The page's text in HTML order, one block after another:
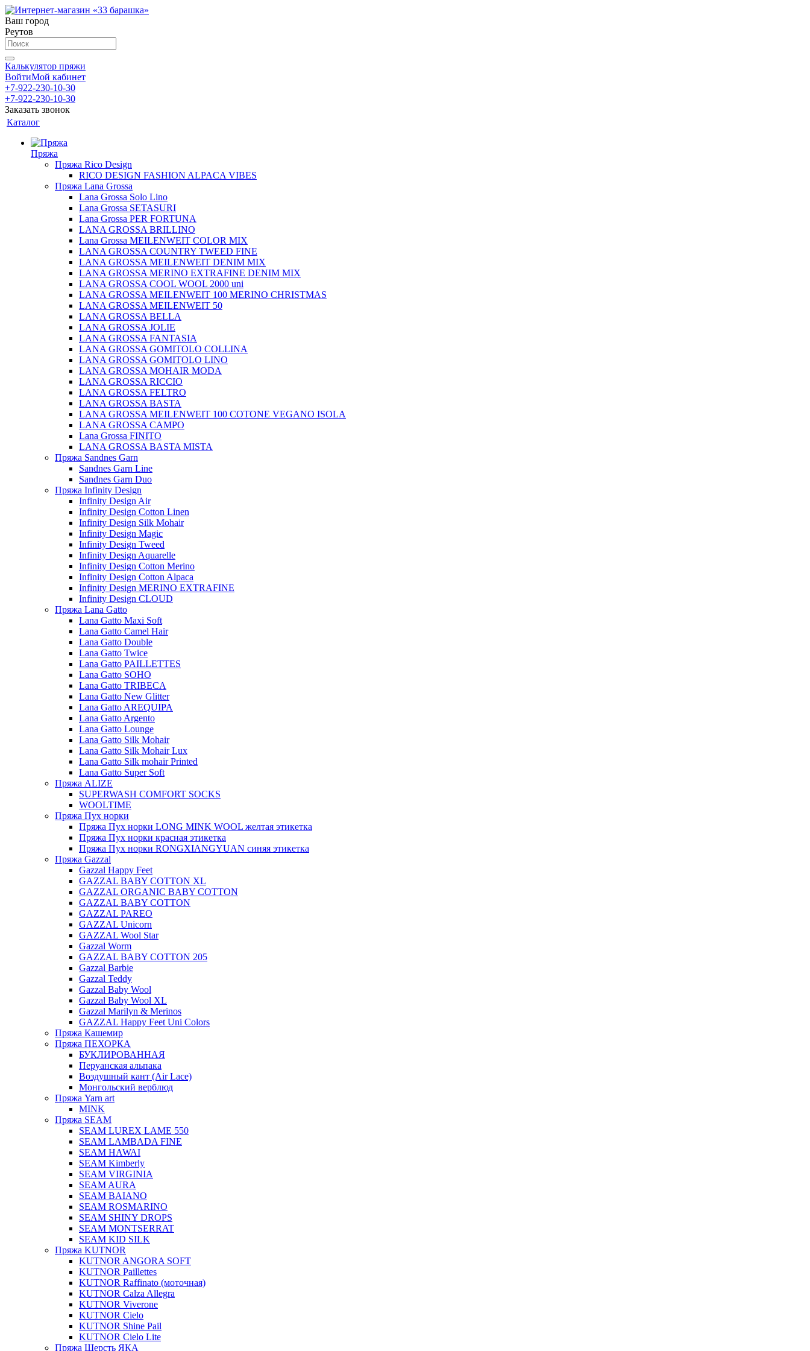
Ваш город
Реутов
Калькулятор пряжи
ВойтиМой кабинет
+7-922-230-10-30
+7-922-230-10-30
Заказать звонок
Каталог
Пряжа
Пряжа Rico Design
RICO DESIGN FASHION ALPACA VIBES
Пряжа Lana Grossa
Lana Grossa Solo Lino
Lana Grossa SETASURI
Lana Grossa PER FORTUNA
LANA GROSSA BRILLINO
Lana Grossa MEILENWEIT COLOR MIX
LANA GROSSA COUNTRY TWEED FINE
LANA GROSSA MEILENWEIT DENIM MIX
LANA GROSSA MERINO EXTRAFINE DENIM MIX
LANA GROSSA COOL WOOL 2000 uni
LANA GROSSA MEILENWEIT 100 MERINO CHRISTMAS
LANA GROSSA MEILENWEIT 50
LANA GROSSA BELLA
LANA GROSSA JOLIE
LANA GROSSA FANTASIA
LANA GROSSA GOMITOLO COLLINA
LANA GROSSA GOMITOLO LINO
LANA GROSSA MOHAIR MODA
LANA GROSSA RICCIO
LANA GROSSA FELTRO
LANA GROSSA BASTA
LANA GROSSA MEILENWEIT 100 COTONE VEGANO ISOLA
LANA GROSSA CAMPO
Lana Grossa FINITO
LANA GROSSA BASTA MISTA
Пряжа Sandnes Garn
Sandnes Garn Line
Sandnes Garn Duo
Пряжа Infinity Design
Infinity Design Air
Infinity Design Cotton Linen
Infinity Design Silk Mohair
Infinity Design Magic
Infinity Design Tweed
Infinity Design Aquarelle
Infinity Design Cotton Merino
Infinity Design Cotton Alpaca
Infinity Design MERINO EXTRAFINE
Infinity Design CLOUD
Пряжа Lana Gatto
Lana Gatto Maxi Soft
Lana Gatto Camel Hair
Lana Gatto Double
Lana Gatto Twice
Lana Gatto PAILLETTES
Lana Gatto SOHO
Lana Gatto TRIBECA
Lana Gatto New Glitter
Lana Gatto AREQUIPA
Lana Gatto Argento
Lana Gatto Lounge
Lana Gatto Silk Mohair
Lana Gatto Silk Mohair Lux
Lana Gatto Silk mohair Printed
Lana Gatto Super Soft
Пряжа ALIZE
SUPERWASH COMFORT SOCKS
WOOLTIME
Пряжа Пух норки
Пряжа Пух норки LONG MINK WOOL желтая этикетка
Пряжа Пух норки красная этикетка
Пряжа Пух норки RONGXIANGYUAN синяя этикетка
Пряжа Gazzal
Gazzal Happy Feet
GAZZAL BABY COTTON XL
GAZZAL ORGANIC BABY COTTON
GAZZAL BABY COTTON
GAZZAL PAREO
GAZZAL Unicorn
GAZZAL Wool Star
Gazzal Worm
GAZZAL BABY COTTON 205
Gazzal Barbie
Gazzal Teddy
Gazzal Baby Wool
Gazzal Baby Wool XL
Gazzal Marilyn & Merinos
GAZZAL Happy Feet Uni Colors
Пряжа Кашемир
Пряжа ПЕХОРКА
БУКЛИРОВАННАЯ
Перуанская альпака
Воздушный кант (Air Lace)
Монгольский верблюд
Пряжа Yarn art
MINK
Пряжа SEAM
SEAM LUREX LAME 550
SEAM LAMBADA FINE
SEAM HAWAI
SEAM Kimberly
SEAM VIRGINIA
SEAM AURA
SEAM BAIANO
SEAM ROSMARINO
SEAM SHINY DROPS
SEAM MONTSERRAT
SEAM KID SILK
Пряжа KUTNOR
KUTNOR ANGORA SOFT
KUTNOR Paillettes
KUTNOR Raffinato (моточная)
KUTNOR Calza Allegra
KUTNOR Viverone
KUTNOR Cielo
KUTNOR Shine Pail
KUTNOR Cielo Lite
Пряжа Шерсть ЯКА